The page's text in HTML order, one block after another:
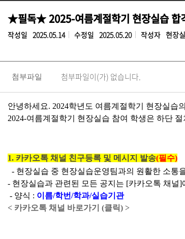
★필독★ 2025-여름계절학기 현장실습 합
작성일 2025.05.14 수정일 2025.05.20 작성자 현장
첨부파일 첨부파일이(가) 없습니다.
안녕하세요. 2024학년도 여름계절학기 현장실습
2024-여름계절학기 현장실습 참여 학생은 하단
1. 카카오톡 채널 친구등록 및 메시지 발송(필수)
- 현장실습 중 현장실습운영팀과의 원활한 소통
- 현장실습과 관련된 모든 공지는 [카카오톡 채널]
- 양식 : 이름/학번/학과/실습기관
< 카카오톡 채널 바로가기 (클릭) >